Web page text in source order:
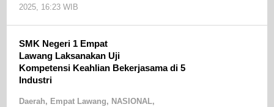
2025, 16:23 WIB
SMK Negeri 1 Empat
Lawang Laksanakan Uji
Kompetensi Keahlian Bekerjasama di 5
Industri
Daerah, Empat Lawang, NASIONAL,